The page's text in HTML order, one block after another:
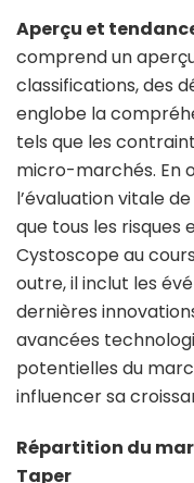
Aperçu et
comprend un
classifications, des
englobe la
tels que les
micro-marchés. En
l’évaluation vitale
que tous les
Cystoscope au
outre, il inclut les
dernières
avancées
potentielles du
influencer sa
Répartition du
Taper